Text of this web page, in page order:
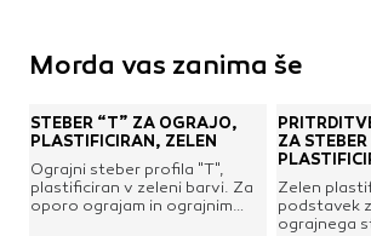
Morda vas zanima še
STEBER “T” ZA OGRAJO,
PLASTIFICIRAN, ZELEN
Ograjni steber profila "T",
plastificiran v zeleni barvi. Za
oporo ograjam in ograjnim
ZA
Zelen
podstavek
ograjnega